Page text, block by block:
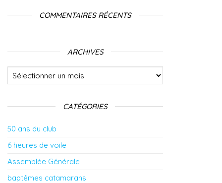
COMMENTAIRES RÉCENTS
ARCHIVES
Archives
CATÉGORIES
50 ans du club
6 heures de voile
Assemblée Générale
baptêmes catamarans